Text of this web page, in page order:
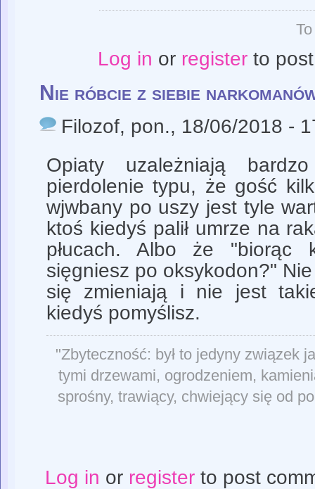
Log in or registerto post
Nie róbcie z siebie
Filozof, pon., 18/06/2018 -
Opiaty uzależniają
pierdolenie typu, że gość
wjwbany po uszy jest tyle
ktoś kiedyś palił umrze na
płucach. Albo że "biorąc
sięgniesz po oksykodon?"
się zmieniają i nie jest
kiedyś pomyślisz.
"Zbyteczność: był to jedyny związek
tymi drzewami, ogrodzeniem,
sprośny, trawiący, chwiejący się od
Log in or registerto post